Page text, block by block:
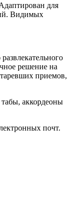
для
Видимых
решение на
приемов,
аккордеоны
почт.